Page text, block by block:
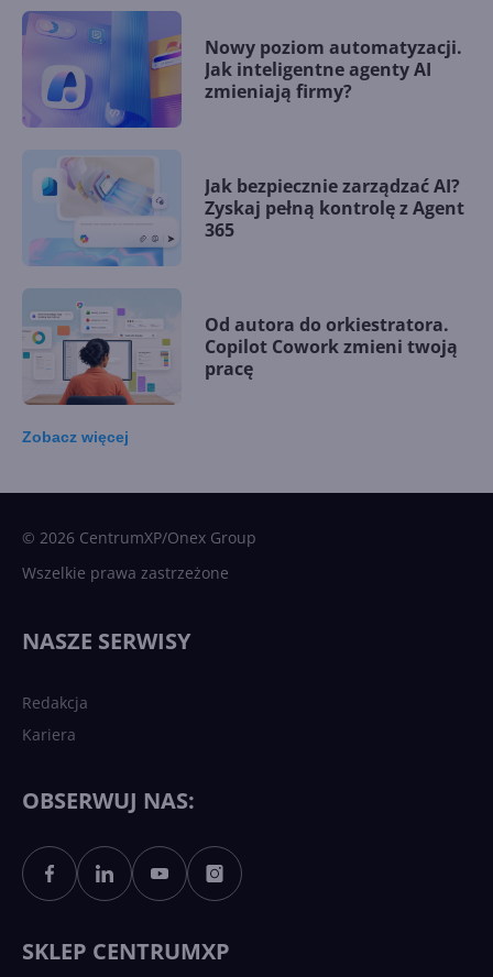
Nowy poziom automatyzacji.
Jak inteligentne agenty AI
zmieniają firmy?
Jak bezpiecznie zarządzać AI?
Zyskaj pełną kontrolę z Agent
365
Od autora do orkiestratora.
Copilot Cowork zmieni twoją
pracę
Sztuczna inteligencja po
polsku. Dość barier
Zobacz więcej
© 2026 CentrumXP/Onex Group
Wszelkie prawa zastrzeżone
NASZE SERWISY
Redakcja
Kariera
OBSERWUJ NAS:
SKLEP CENTRUMXP